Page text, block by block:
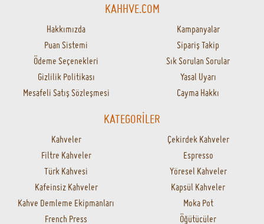
KAHHVE.COM
Hakkımızda
Kampanyalar
Puan Sistemi
Sipariş Takip
Ödeme Seçenekleri
Sık Sorulan Sorular
Gizlilik Politikası
Yasal Uyarı
Mesafeli Satış Sözleşmesi
Cayma Hakkı
KATEGORİLER
Kahveler
Çekirdek Kahveler
Filtre Kahveler
Espresso
Türk Kahvesi
Yöresel Kahveler
Kafeinsiz Kahveler
Kapsül Kahveler
Kahve Demleme Ekipmanları
Moka Pot
French Press
Öğütücüler